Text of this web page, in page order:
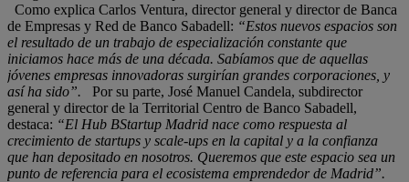
Como explica Carlos Ventura, director general y director de Banca
de Empresas y Red de Banco Sabadell: “Estos nuevos espacios son
el resultado de un trabajo de especialización constante que
iniciamos hace más de una década. Sabíamos que de aquellas
jóvenes empresas innovadoras surgirían grandes corporaciones, y
así ha sido”. Por su parte, José Manuel Candela, subdirector
general y director de la Territorial Centro de Banco Sabadell,
destaca: “El Hub BStartup Madrid nace como respuesta al
crecimiento de startups y scale-ups en la capital y a la confianza
que han depositado en nosotros. Queremos que este espacio sea un
punto de referencia para el ecosistema emprendedor de Madrid”.